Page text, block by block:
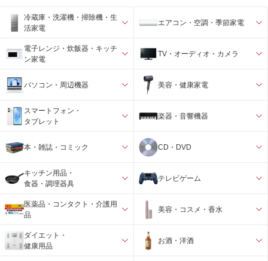
冷蔵庫・洗濯機・掃除機・生
活家電
エアコン・空調・季節家電
電子レンジ・炊飯器・キッチ
ン家電
TV・オーディオ・カメラ
パソコン・周辺機器 美容・健康家電
スマートフォン・
タブレット
楽器・音響機器
本・雑誌・コミック CD・DVD
キッチン用品・
食器・調理器具
テレビゲーム
医薬品・コンタクト・介護用
品
美容・コスメ・香水
ダイエット・
健康用品
お酒・洋酒